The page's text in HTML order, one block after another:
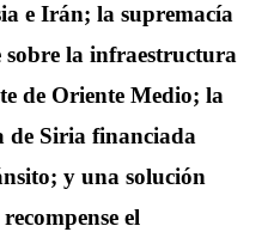
e Irán; la supremacía
sobre la infraestructura
de Oriente Medio; la
de Siria financiada
y una solución
el